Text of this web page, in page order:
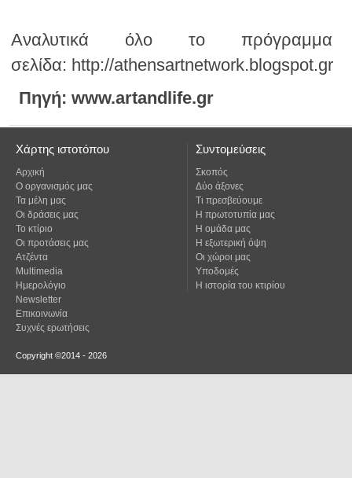
σελίδα: http://athensartnetwork.blogspot.gr
Πηγή: www.artandlife.gr
Χάρτης ιστοτόπου
Αρχική
Ο οργανισμός μας
Τα μέλη μας
Οι δράσεις μας
Το κτίριο
Οι προτάσεις μας
Ατζέντα
Multimedia
Ημερολόγιο
Newsletter
Επικοινωνία
Συχνές ερωτήσεις
Συντομεύσεις
Σκοπός
Δύο άξονες
Τι πρεσβεύουμε
Η πρωτοτυπία μας
Η ομάδα μας
Η εξωτερική όψη
Οι χώροι μας
Υποδομές
Η ιστορία του κτιρίου
Copyright ©2014 - 2026